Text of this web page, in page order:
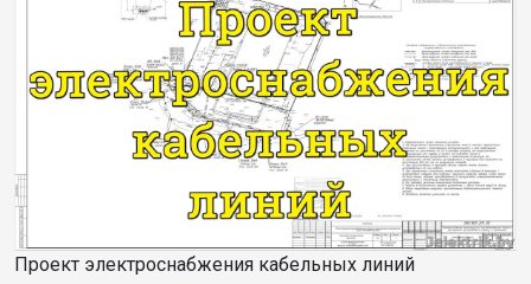
Проект электроснабжения кабельных линий